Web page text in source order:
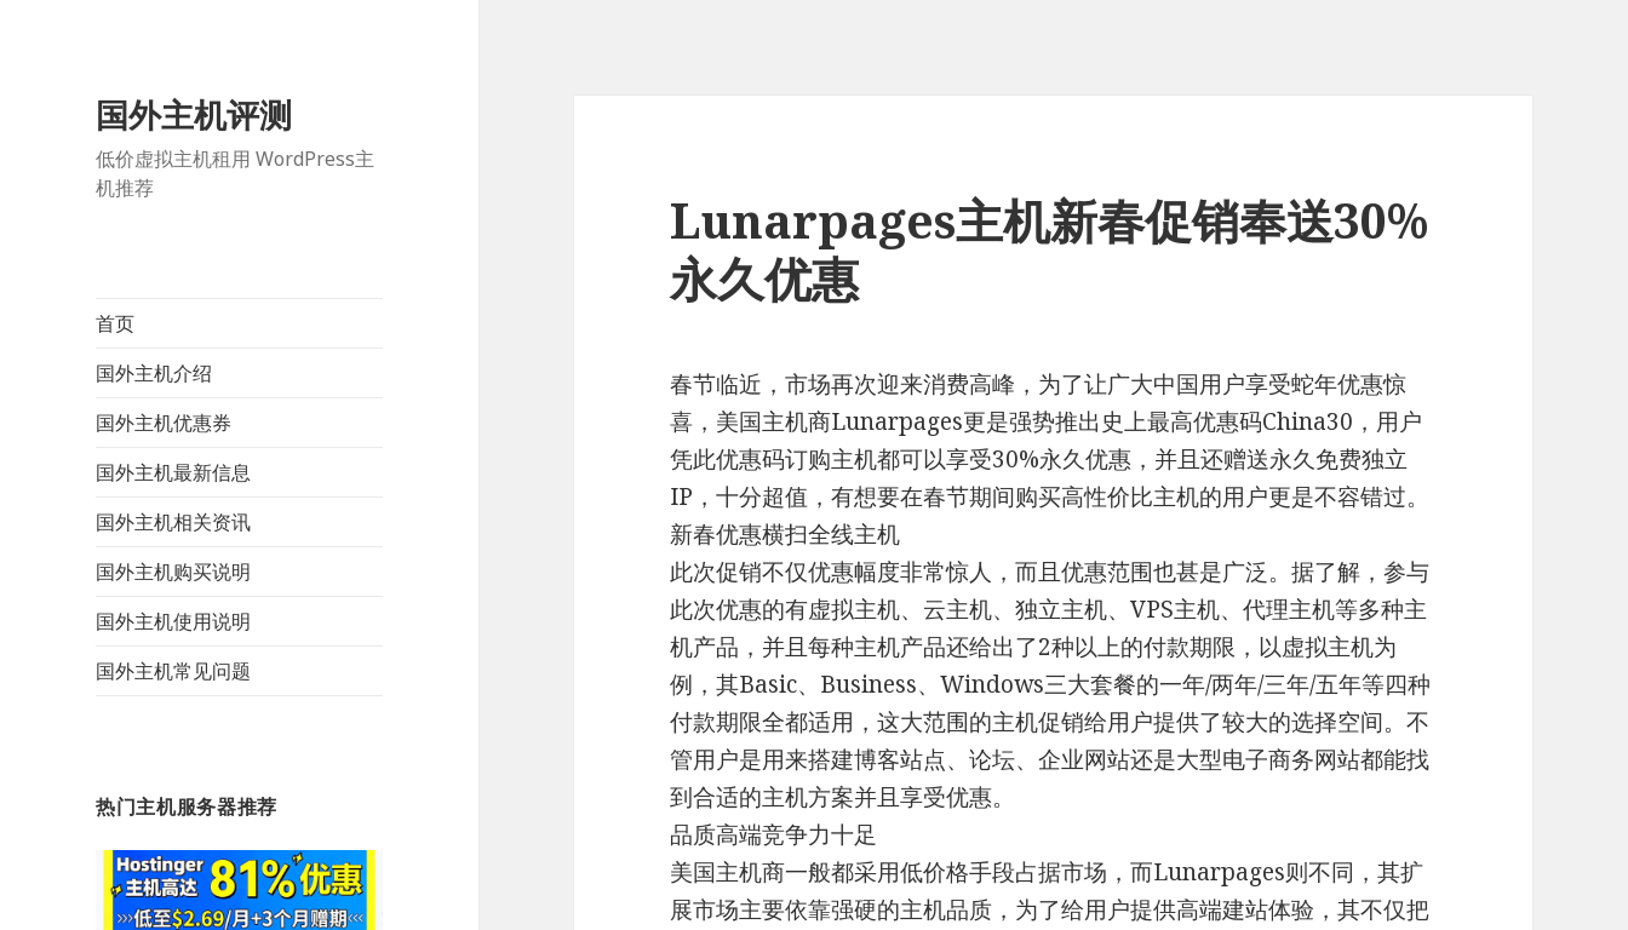
国外主机评测
低价虚拟主机租用 WordPress主
机推荐
首页
国外主机介绍
国外主机优惠券
国外主机最新信息
国外主机相关资讯
国外主机购买说明
国外主机使用说明
国外主机常见问题
热门主机服务器推荐
Lunarpages主机新春促销奉送30%
永久优惠
春节临近，市场再次迎来消费高峰，为了让广大中国用户享受蛇年优惠惊
喜，美国主机商Lunarpages更是强势推出史上最高优惠码China30，用户
凭此优惠码订购主机都可以享受30%永久优惠，并且还赠送永久免费独立
IP，十分超值，有想要在春节期间购买高性价比主机的用户更是不容错过。
新春优惠横扫全线主机
此次促销不仅优惠幅度非常惊人，而且优惠范围也甚是广泛。据了解，参与
此次优惠的有虚拟主机、云主机、独立主机、VPS主机、代理主机等多种主
机产品，并且每种主机产品还给出了2种以上的付款期限，以虚拟主机为
例，其Basic、Business、Windows三大套餐的一年/两年/三年/五年等四种
付款期限全都适用，这大范围的主机促销给用户提供了较大的选择空间。不
管用户是用来搭建博客站点、论坛、企业网站还是大型电子商务网站都能找
到合适的主机方案并且享受优惠。
品质高端竞争力十足
美国主机商一般都采用低价格手段占据市场，而Lunarpages则不同，其扩
展市场主要依靠强硬的主机品质，为了给用户提供高端建站体验，其不仅把